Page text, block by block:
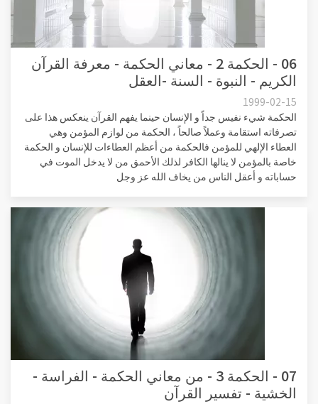
06 - الحكمة 2 - معاني الحكمة - معرفة القرآن
الكريم - النبوة - السنة -العقل
1999-02-15
الحكمة شيء نفيس جداً و الإنسان حينما يفهم القرآن ينعكس هذا على
تصرفاته استقامة وعملاً صالحاً ، الحكمة من لوازم المؤمن وهي
العطاء الإلهي للمؤمن فالحكمة من أعظم العطاءات للإنسان و الحكمة
خاصة بالمؤمن لا ينالها الكافر لذلك الأحمق من لا يدخل الموت في
حساباته و أعقل الناس من يخاف الله عز وجل
07 - الحكمة 3 - من معاني الحكمة - الفراسة -
الخشية - تفسير القرآن